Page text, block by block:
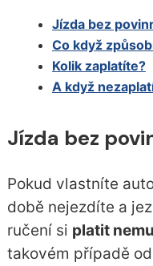
Jízda bez
Co když
Kolik zaplatíte?
A když
Jízda bez
Pokud vlastníte
době nejezdíte a
ručení si platit
takovém případě